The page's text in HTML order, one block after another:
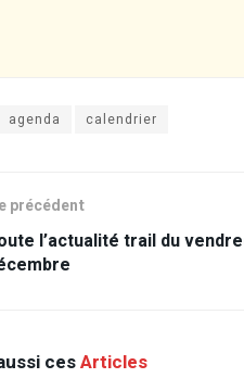
agenda calendrier
précédent
l’actualité trail du
cesArticles